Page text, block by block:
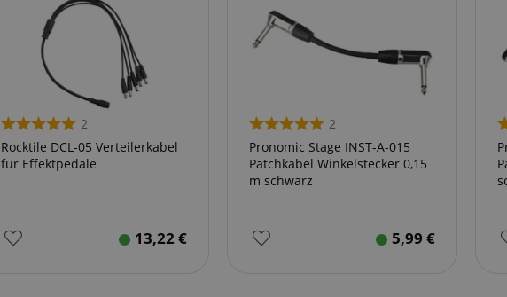
2
Rocktile DCL-05 Verteilerkabel
für Effektpedale
13,22 €
2
Pronomic Stage INST-A-015
Patchkabel Winkelstecker 0,15
m schwarz
5,99 €